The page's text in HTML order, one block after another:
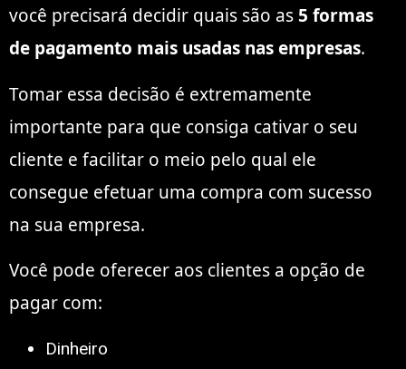
você precisará decidir quais são as 5 formas
de pagamento mais usadas nas empresas.
Tomar essa decisão é extremamente
importante para que consiga cativar o seu
cliente e facilitar o meio pelo qual ele
consegue efetuar uma compra com sucesso
na sua empresa.
Você pode oferecer aos clientes a opção de
pagar com:
Dinheiro